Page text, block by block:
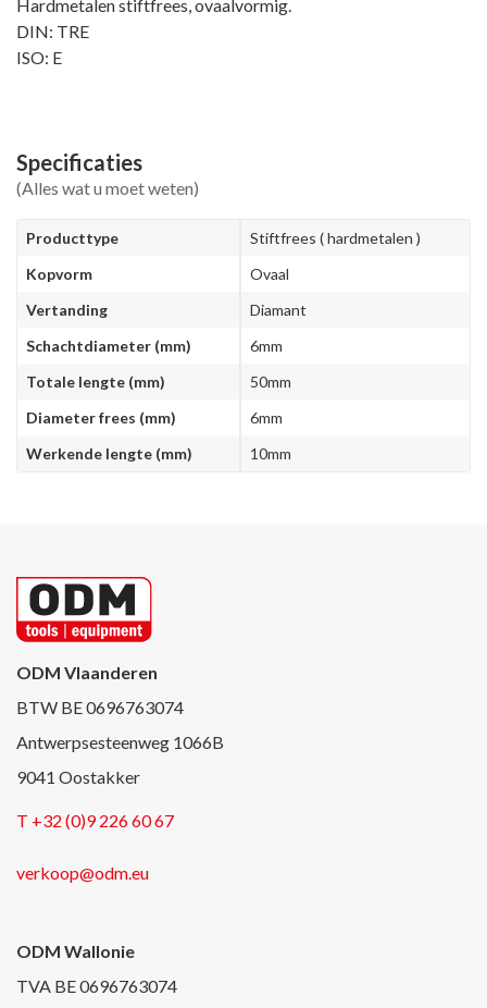
Hardmetalen stiftfrees, ovaalvormig.
DIN: TRE
ISO: E
Specificaties
(Alles wat u moet weten)
Producttype
Stiftfrees ( hardmetalen )
Kopvorm
Ovaal
Vertanding
Diamant
Schachtdiameter (mm)
6mm
Totale lengte (mm)
50mm
Diameter frees (mm)
6mm
Werkende lengte (mm)
10mm
ODM Vlaanderen
BTW BE 0696763074
Antwerpsesteenweg 1066B
9041 Oostakker
T +32 (0)9 226 60 67
verkoop@odm.eu
ODM Wallonie
TVA BE 0696763074